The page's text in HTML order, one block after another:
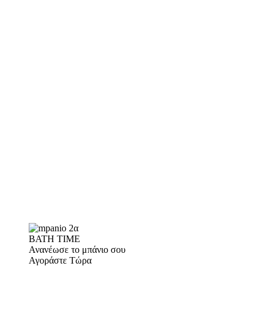
BATH TIME
Ανανέωσε το μπάνιο σου
Αγοράστε Τώρα